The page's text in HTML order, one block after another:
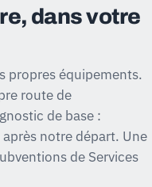
dans votre
propres équipements.
route de
de base :
notre départ. Une
de Services